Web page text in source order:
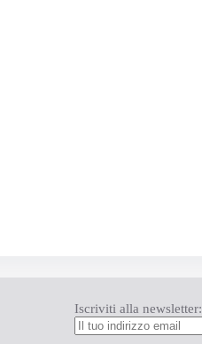
Iscriviti alla newsletter: